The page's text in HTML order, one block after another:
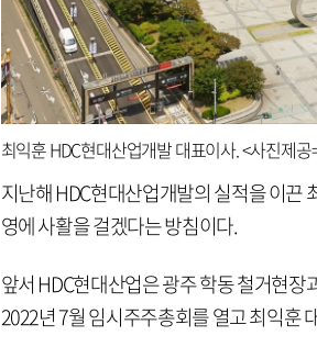
최익훈 HDC현대산업개발 대표이사. <사진제
지난해 HDC현대산업개발의 실적을 이끈
영에 사활을 걸겠다는 방침이다.
앞서 HDC현대산업은 광주 학동 철거현
2022년 7월 임시주주총회를 열고 최익훈